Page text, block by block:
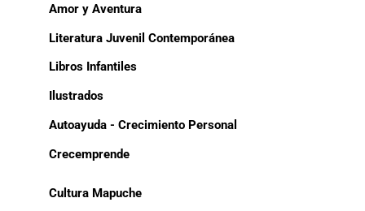
Amor y Aventura
Literatura Juvenil Contemporánea
Libros Infantiles
Ilustrados
Autoayuda - Crecimiento Personal
Crecemprende
Cultura Mapuche